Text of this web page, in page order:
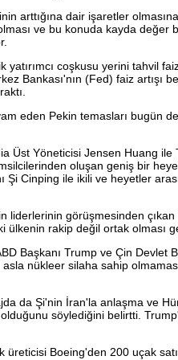
arttığına dair işaretler
ve bu konuda kayda değer
yatırımcı coşkusu yerini tahvil
Bankası'nın (Fed) faiz artışı
eden Pekin temasları bugün de
Üst Yöneticisi Jensen Huang
oluşan geniş bir
Şi Cinping ile ikili ve heyetler
liderlerinin görüşmesinden çıkan
ülkenin rakip değil ortak olması
Başkanı Trump ve Çin Devlet
asla nükleer silaha sahip
da Şi'nin İran'la anlaşma ve
söylediğini belirtti.
üreticisi Boeing'den 200 uçak